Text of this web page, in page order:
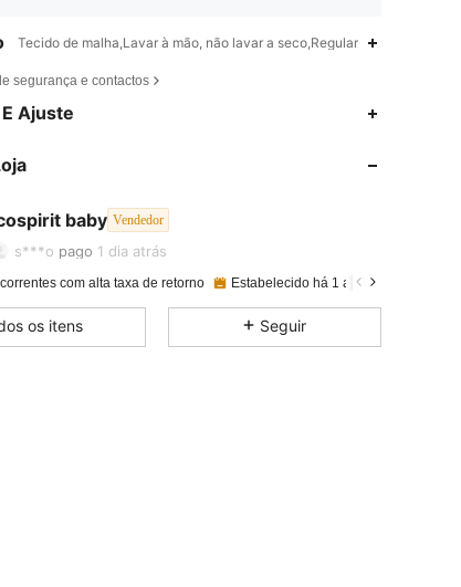
Tecido de malha,Lavar à mão, não lavar a seco,Regular
segurança e contactos
Ajuste
baby Vendedor
36 581
s***o pago 1 dia atrás
36 581
com alta taxa de retorno Estabelecido há 1 ano
os itens Seguir